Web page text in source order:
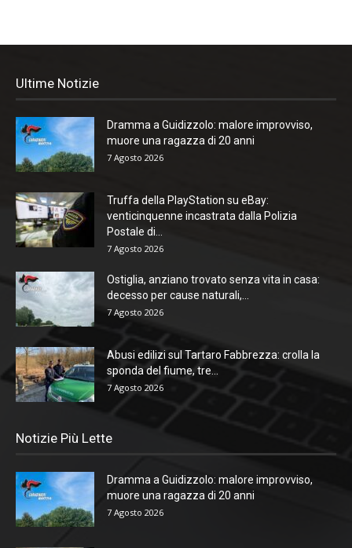
Ultime Notizie
Dramma a Guidizzolo: malore improvviso,
muore una ragazza di 20 anni
7 Agosto 2026
Truffa della PlayStation su eBay:
venticinquenne incastrata dalla Polizia
Postale di...
7 Agosto 2026
Ostiglia, anziano trovato senza vita in casa:
decesso per cause naturali,...
7 Agosto 2026
Abusi edilizi sul Tartaro Fabbrezza: crolla la
sponda del fiume, tre...
7 Agosto 2026
Notizie Più Lette
Dramma a Guidizzolo: malore improvviso,
muore una ragazza di 20 anni
7 Agosto 2026